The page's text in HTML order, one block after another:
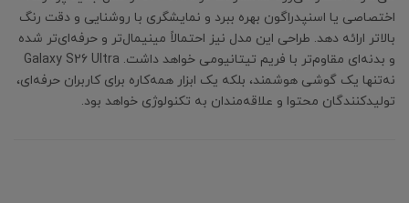
اختصاصی یا اسنپدراگون بهره ببرد و نمایشگری با روشنایی و دقت رنگ
بالاتر ارائه دهد. طراحی این مدل نیز احتمالاً مینیمال‌تر و حرفه‌ای‌تر شده
و بدنه‌ای مقاوم‌تر با فریم تیتانیومی خواهد داشت. Galaxy S26 Ultra
نه‌تنها یک گوشی هوشمند، بلکه یک ابزار همه‌کاره برای کاربران حرفه‌ای،
تولیدکنندگان محتوا و علاقه‌مندان به تکنولوژی خواهد بود.